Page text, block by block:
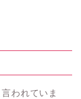
われていま